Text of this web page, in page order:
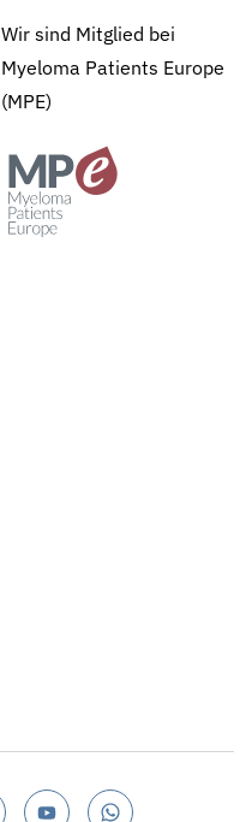
Wir sind Mitglied bei
Myeloma Patients Europe
(MPE)